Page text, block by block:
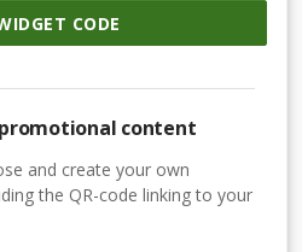
CODE
content
and create your own
the QR-code linking to your